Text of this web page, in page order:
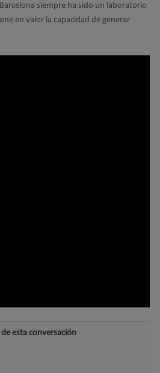
siempre ha sido un laboratorio
en valor la capacidad de generar
esta conversación